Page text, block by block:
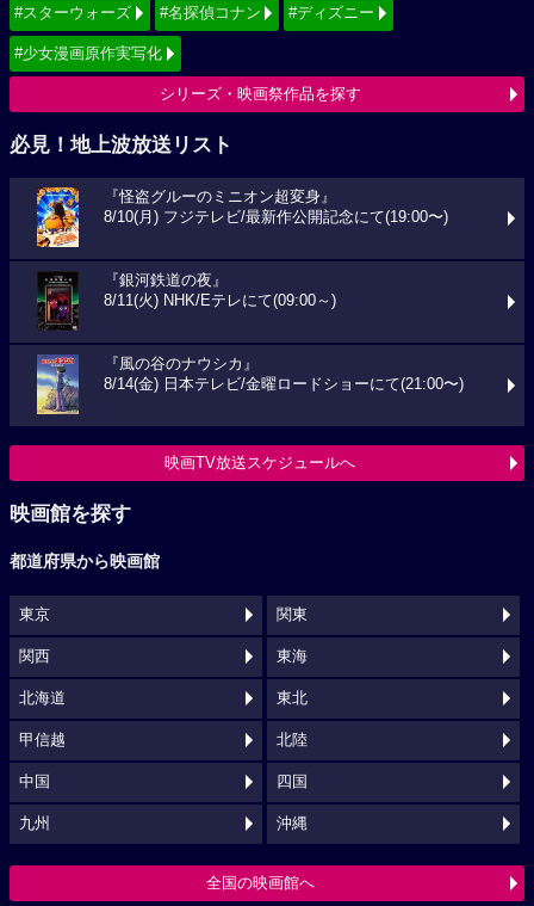
#スターウォーズ #名探偵コナン #ディズニー
#少女漫画原作実写化
シリーズ・映画祭作品を探す
必見！地上波放送リスト
『怪盗グルーのミニオン超変身』
8/10(月) フジテレビ/最新作公開記念にて(19:00〜)
『銀河鉄道の夜』
8/11(火) NHK/Eテレにて(09:00～)
『風の谷のナウシカ』
8/14(金) 日本テレビ/金曜ロードショーにて(21:00〜)
映画TV放送スケジュールへ
映画館を探す
都道府県から映画館
東京 関東
関西 東海
北海道 東北
甲信越 北陸
中国 四国
九州 沖縄
全国の映画館へ